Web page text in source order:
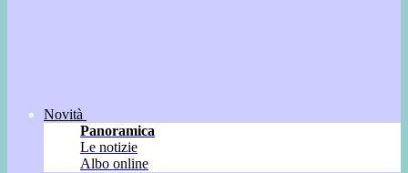
Novità
Panoramica
Le notizie
Albo online